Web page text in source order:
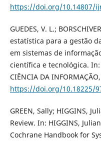
https://doi.org/10.14807/
GUEDES, V. L.;
estatística para a gestão
em sistemas de
científica e tecnológica. In:
CIÊNCIA DA
https://doi.org/10.18225/
GREEN, Sally; HIGGINS,
Review. In: HIGGINS,
Cochrane Handbook for